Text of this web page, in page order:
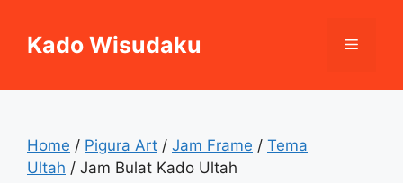
contentKado Wisudaku Menu
Home / Pigura Art / Jam Frame / Tema
Ultah / Jam Bulat Kado Ultah